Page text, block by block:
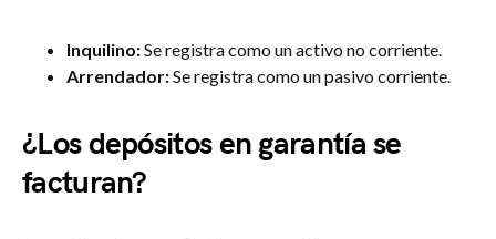
Inquilino:Se registra como un activo no corriente.
Arrendador:Se registra como un pasivo corriente.
¿Los depósitos en garantía se
facturan?